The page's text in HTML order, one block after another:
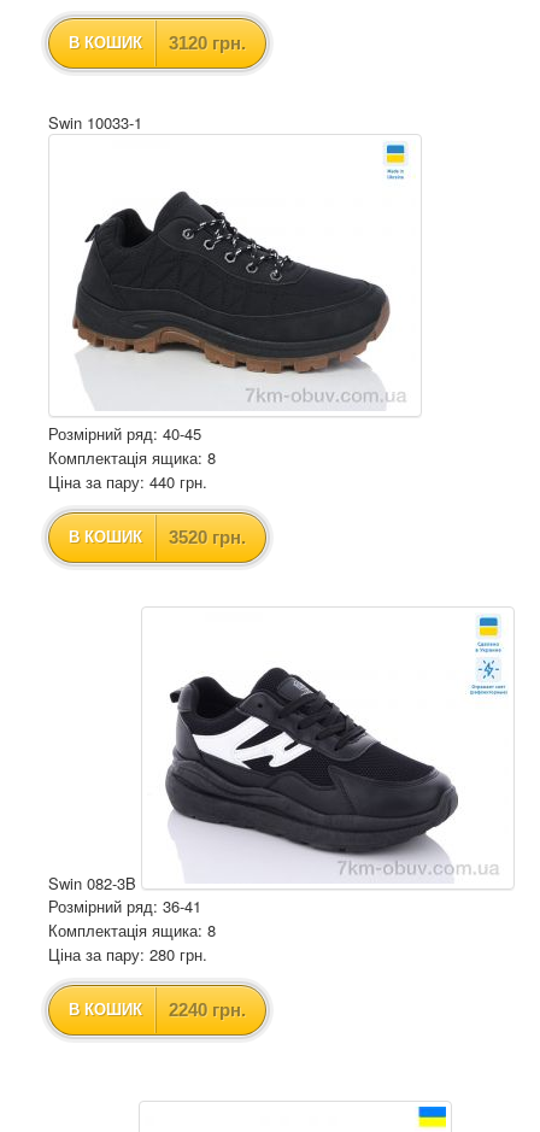
В КОШИК 3120 грн.
Swin 10033-1
Розмірний ряд: 40-45
Комплектація ящика: 8
Ціна за пару: 440 грн.
В КОШИК 3520 грн.
Swin 082-3B
Розмірний ряд: 36-41
Комплектація ящика: 8
Ціна за пару: 280 грн.
В КОШИК 2240 грн.